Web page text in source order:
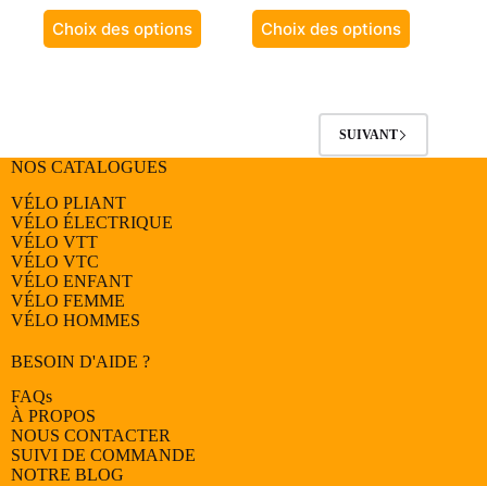
Choix des options
Ce
produit
peuvent
être
choisies
sur
la
page
du
produit
Choix des options
Ce
produit
peuvent
SUIVANT
NOS CATALOGUES
VÉLO PLIANT
VÉLO ÉLECTRIQUE
VÉLO VTT
VÉLO VTC
VÉLO ENFANT
VÉLO FEMME
VÉLO HOMMES
BESOIN D'AIDE ?
FAQs
À PROPOS
NOUS CONTACTER
SUIVI DE COMMANDE
NOTRE BLOG